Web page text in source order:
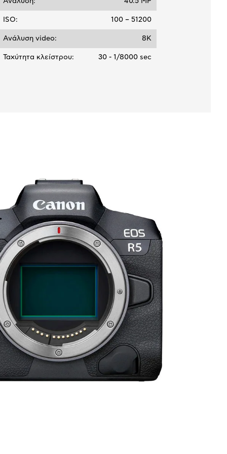
ISO: 100 – 51200
Ανάλυση video: 8K
Ταχύτητα κλείστρου: 30 - 1/8000 sec